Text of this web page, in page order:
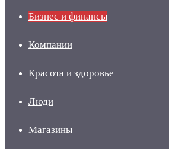
Бизнес и финансы
Компании
Красота и здоровье
Люди
Магазины